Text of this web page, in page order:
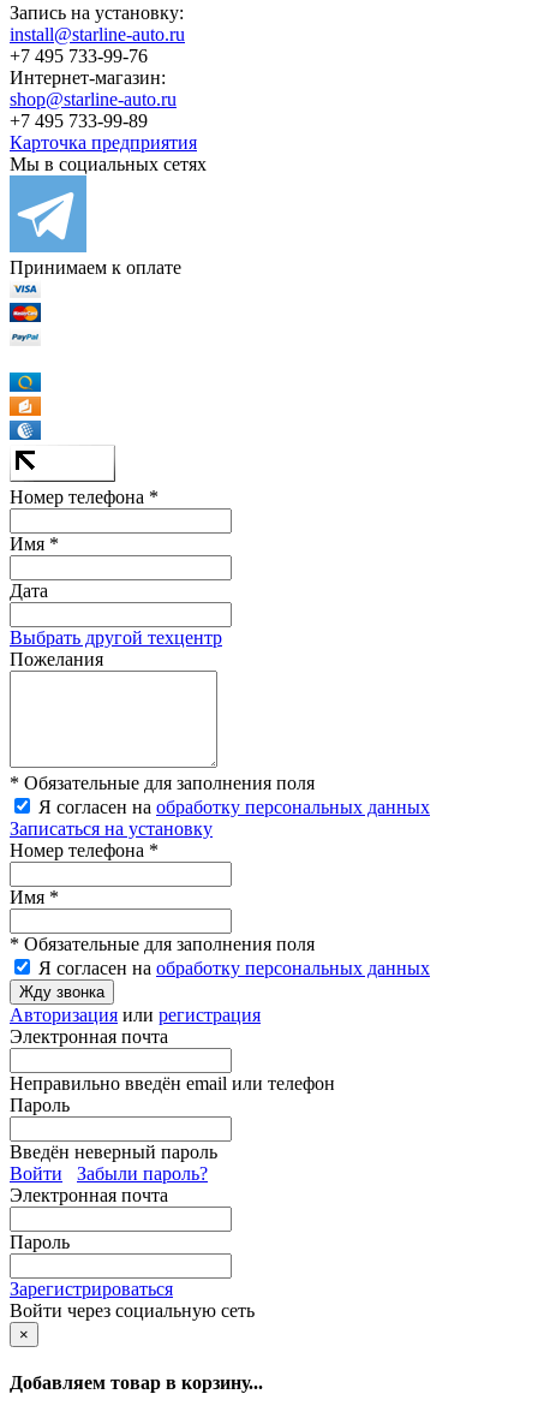
Запись на установку:
install@starline-auto.ru
+7 495 733-99-76
Интернет-магазин:
shop@starline-auto.ru
+7 495 733-99-89
Карточка предприятия
Мы в социальных сетях
Принимаем к оплате
Номер телефона *
Имя *
Дата
Выбрать другой техцентр
Пожелания
* Обязательные для заполнения поля
Я согласен на обработку персональных данных
Записаться на установку
Номер телефона *
Имя *
* Обязательные для заполнения поля
Я согласен на обработку персональных данных
Жду звонка
Авторизация или регистрация
Электронная почта
Неправильно введён email или телефон
Пароль
Введён неверный пароль
Войти
Забыли пароль?
Электронная почта
Пароль
Зарегистрироваться
Войти через социальную сеть
×
Добавляем товар в корзину...